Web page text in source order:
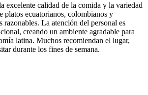
excelente calidad de la comida y la variedad
platos ecuatorianos, colombianos y
razonables. La atención del personal es
creando un ambiente agradable para
latina. Muchos recomiendan el lugar,
durante los fines de semana.